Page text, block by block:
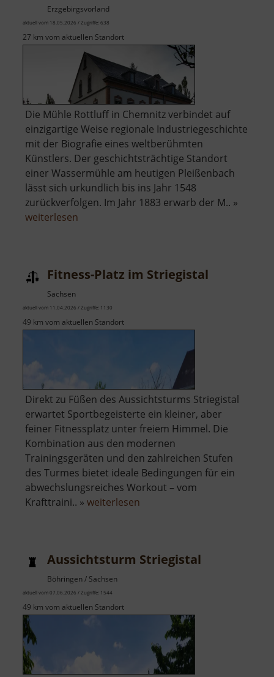
Erzgebirgsvorland
aktuell vom 18.05.2026 / Zugriffe: 638
27 km vom aktuellen Standort
Die Mühle Rottluff in Chemnitz verbindet auf
einzigartige Weise regionale Industriegeschichte
mit der Biografie eines weltberühmten
Künstlers. Der geschichtsträchtige Standort
einer Wassermühle am heutigen Pleißenbach
lässt sich urkundlich bis ins Jahr 1548
zurückverfolgen. Im Jahr 1883 erwarb der M.. »
weiterlesen
Rottluff
Fitness-Platz im Striegistal
Sachsen
aktuell vom 11.04.2026 / Zugriffe: 1130
49 km vom aktuellen Standort
​Direkt zu Füßen des Aussichtsturms Striegistal
erwartet Sportbegeisterte ein kleiner, aber
feiner Fitnessplatz unter freiem Himmel. Die
Kombination aus den modernen
Trainingsgeräten und den zahlreichen Stufen
des Turmes bietet ideale Bedingungen für ein
abwechslungsreiches Workout – vom
Krafttraini.. » weiterlesen
Striegistal
Aussichtsturm Striegistal
Böhringen / Sachsen
aktuell vom 07.06.2026 / Zugriffe: 1544
49 km vom aktuellen Standort